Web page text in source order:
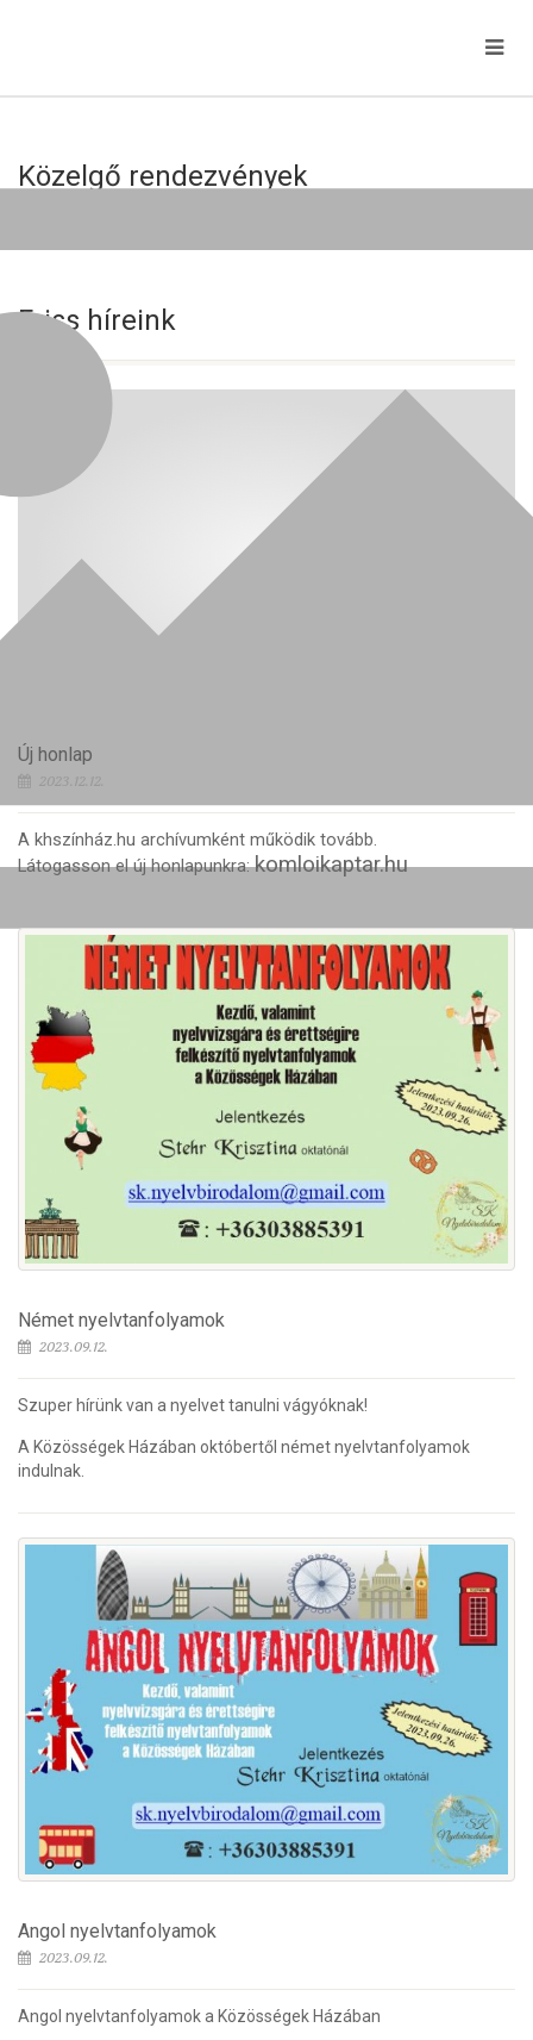
Közelgő rendezvények
Friss híreink
Új honlap
2023.12.12.
A khszínház.hu archívumként működik tovább.
Látogasson el új honlapunkra:komloikaptar.hu
Német nyelvtanfolyamok
2023.09.12.
Szuper hírünk van a nyelvet tanulni vágyóknak!
A Közösségek Házában októbertől német nyelvtanfolyamok
indulnak.
Angol nyelvtanfolyamok
2023.09.12.
Angol nyelvtanfolyamok a Közösségek Házában